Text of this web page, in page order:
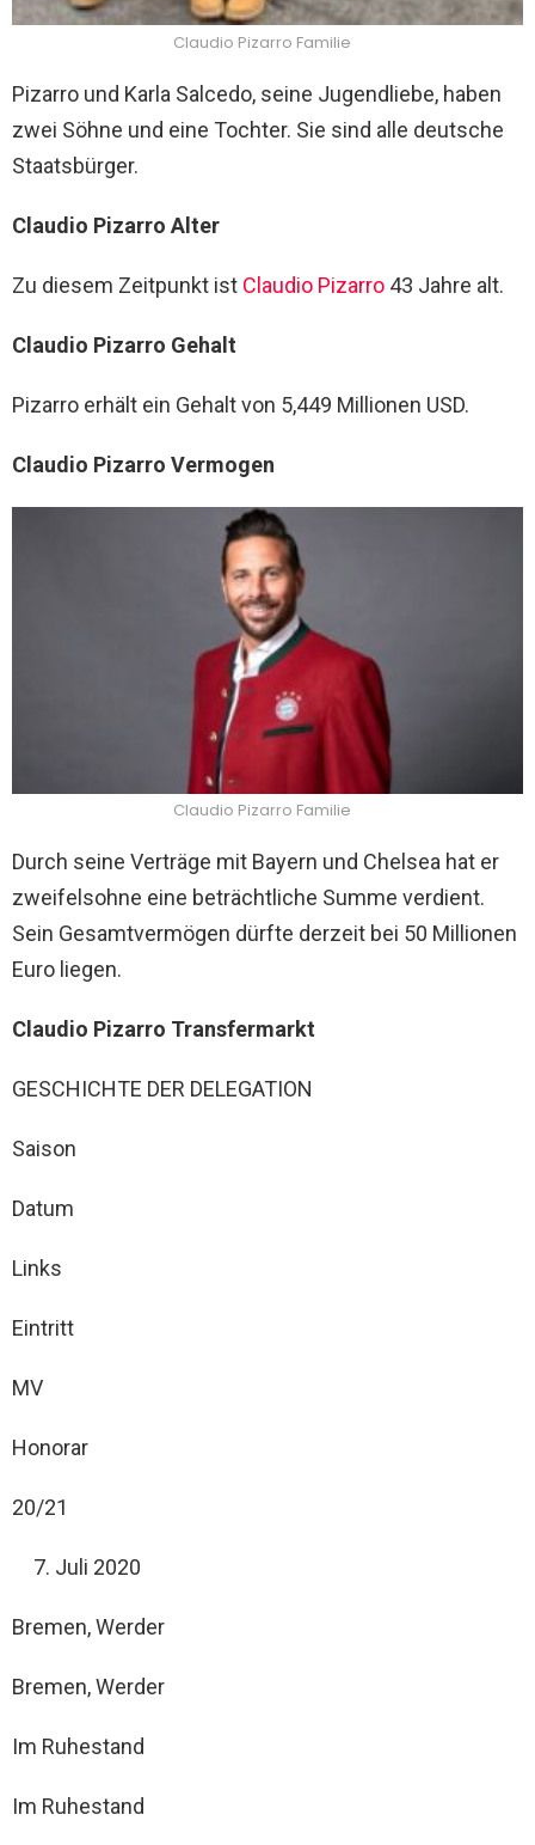
Claudio Pizarro Familie
Pizarro und Karla Salcedo, seine Jugendliebe, haben
zwei Söhne und eine Tochter. Sie sind alle deutsche
Staatsbürger.
Claudio Pizarro Alter
Zu diesem Zeitpunkt ist Claudio Pizarro 43 Jahre alt.
Claudio Pizarro Gehalt
Pizarro erhält ein Gehalt von 5,449 Millionen USD.
Claudio Pizarro Vermogen
Claudio Pizarro Familie
Durch seine Verträge mit Bayern und Chelsea hat er
zweifelsohne eine beträchtliche Summe verdient.
Sein Gesamtvermögen dürfte derzeit bei 50 Millionen
Euro liegen.
Claudio Pizarro Transfermarkt
GESCHICHTE DER DELEGATION
Saison
Datum
Links
Eintritt
MV
Honorar
20/21
Juli 2020
Bremen, Werder
Bremen, Werder
Im Ruhestand
Im Ruhestand